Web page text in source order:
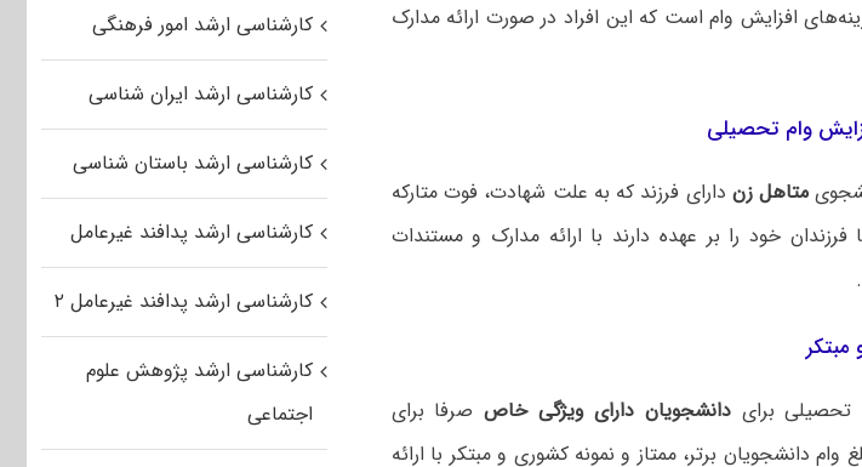
افزایش وام است که این افراد در صورت ارائه مدارک
وام تحصیلی
متاهل زن دارای فرزند که به علت شهادت، فوت متارکه
خود را بر عهده دارند با ارائه مدارک و مستندات
دانشجویان دارای ویژگی خاصصرفا برای
و افزایش ۵۰ درصدی مبلغ وام دانشجویان برتر، ممتاز و نمونه کشوری و مبتکر با ارائه
کارشناسی ارشد امور فرهنگی
کارشناسی ارشد ایران شناسی
کارشناسی ارشد باستان شناسی
کارشناسی ارشد پدافند غیرعامل
کارشناسی ارشد پدافند غیرعامل ۲
کارشناسی ارشد پژوهش علوم
اجتماعی